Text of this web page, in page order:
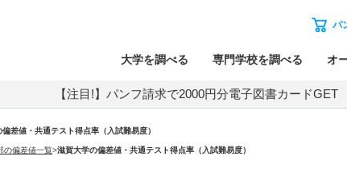
パ
大学を調べる 専門学校を調べる オ
【注目!】パンフ請求で2000円分電子図書カードGET
差値・共通テスト得点率（入試難易度）
偏差値一覧>滋賀大学の偏差値・共通テスト得点率（入試難易度）